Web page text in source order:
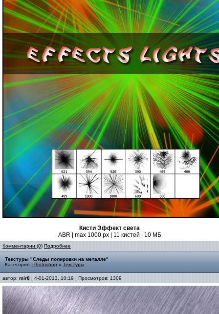
Кисти Эффект света
ABR | max 1000 px | 11 кистей | 10 МБ
Комментарии (0) Подробнее
Текстуры "Следы полировки на металле"
Категория: Photoshop » Текстуры
автор: mir8 | 4-01-2013, 10:19 | Просмотров: 1309